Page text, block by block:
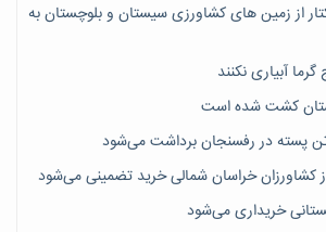
۳۸ هزار هکتار از زمین های کشاورزی سیستان و بلوچستان به
آبیاری نکنند
از کشاورزان خراسان شمالی خرید تضمینی می‌شود
خریداری می‌شود